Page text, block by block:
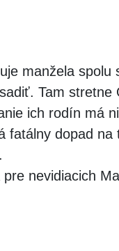
manžela spolu
Tam stretne
ich rodín má
fatálny dopad na
nevidiacich